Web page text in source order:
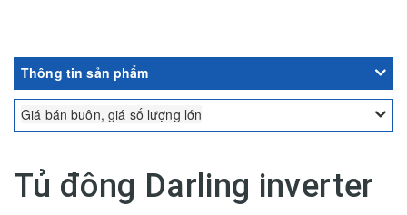
Thông tin sản phẩm
Giá bán buôn, giá số lượng lớn
Tủ đông Darling inverter